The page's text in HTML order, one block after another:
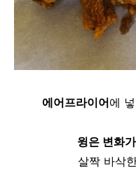
에어프라이어에
윙은 변화
살짝 바삭